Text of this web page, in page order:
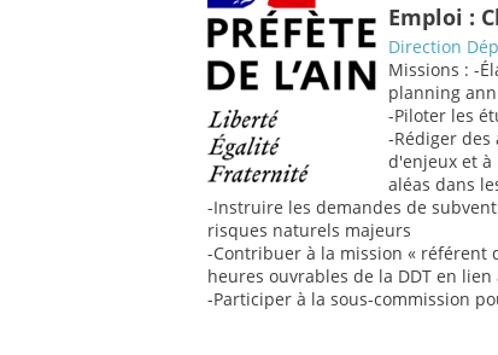
Emploi :
Direction
Missions : -
planning
-Piloter les
-Rédiger
d'enjeux et
aléas dans
-Instruire les demandes de
risques naturels majeurs
-Contribuer à la mission « référent
heures ouvrables de la DDT en
-Participer à la sous-commission